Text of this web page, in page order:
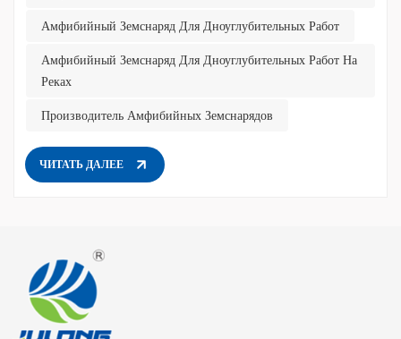
Амфибийный Земснаряд Для Дноуглубительных Работ
Амфибийный Земснаряд Для Дноуглубительных Работ На
Реках
Производитель Амфибийных Земснарядов
ЧИТАТЬ ДАЛЕЕ